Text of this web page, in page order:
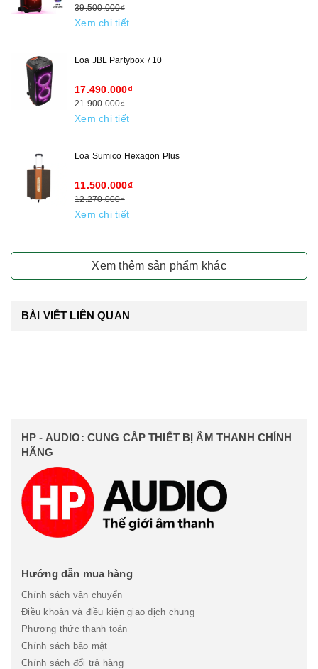
39.500.000₫
Xem chi tiết
Loa JBL Partybox 710
17.490.000₫
21.900.000₫
Xem chi tiết
Loa Sumico Hexagon Plus
11.500.000₫
12.270.000₫
Xem chi tiết
Xem thêm sản phẩm khác
BÀI VIẾT LIÊN QUAN
HP - AUDIO: CUNG CẤP THIẾT BỊ ÂM THANH CHÍNH
HÃNG
Hướng dẫn mua hàng
Chính sách vận chuyển
Điều khoản và điều kiện giao dịch chung
Phương thức thanh toán
Chính sách bảo mật
Chính sách đổi trả hàng